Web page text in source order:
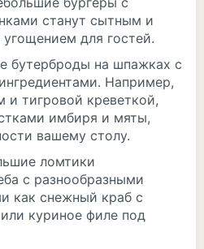
станут сытным и
для гостей.
бутерброды на шпажках с
Например,
и тигровой креветкой,
имбиря и мяты,
вашему столу.
ломтики
с разнообразными
как снежный краб с
куриное филе под